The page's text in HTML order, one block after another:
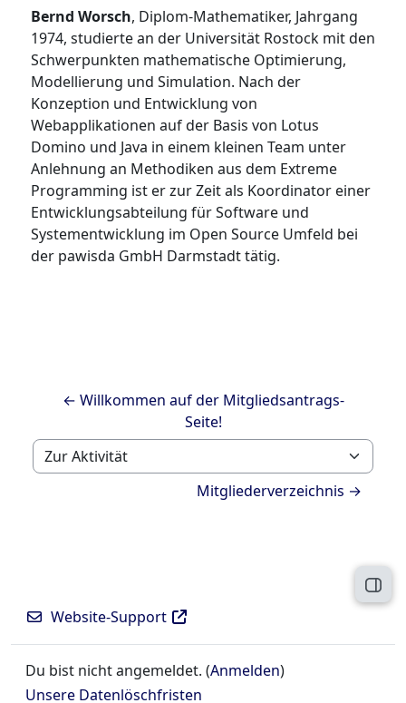
Bernd Worsch, Diplom-Mathematiker, Jahrgang
1974, studierte an der Universität Rostock mit den
Schwerpunkten mathematische Optimierung,
Modellierung und Simulation. Nach der
Konzeption und Entwicklung von
Webapplikationen auf der Basis von Lotus
Domino und Java in einem kleinen Team unter
Anlehnung an Methodiken aus dem Extreme
Programming ist er zur Zeit als Koordinator einer
Entwicklungsabteilung für Software und
Systementwicklung im Open Source Umfeld bei
der pawisda GmbH Darmstadt tätig.
← Willkommen auf der Mitgliedsantrags-
Seite!
Zur Aktivität
Mitgliederverzeichnis →
Website-Support
Du bist nicht angemeldet. (Anmelden)
Unsere Datenlöschfristen